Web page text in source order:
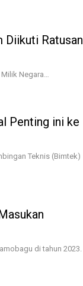
Diikuti Ratusan
Negara…
Penting ini ke
Teknis (Bimtek)
di tahun 2023.